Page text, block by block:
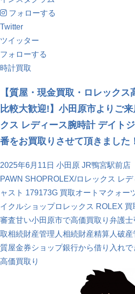
フォローする
Twitter
ツイッター
フォローする
時計買取
【質屋・現金買取・ロレック
比較大歓迎!】小田原市よりご
クス レディース腕時計 デイト
番をお買取りさせて頂きました
2025年6月11日 小田原 JR鴨宮駅前店
PAWN SHOPROLEX/ロレックス レ
ャスト 179173G 買取オートマクォー
イクルショップロレックス ROLEX 買
審査甘い小田原市で高価買取り 弁護士
取相続財産管理人 相続財産精算人 破産
質屋金券ショップ銀行から借り入れで
高価買取り